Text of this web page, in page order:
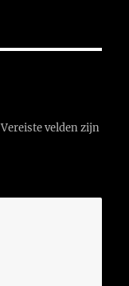
Vereiste velden zijn